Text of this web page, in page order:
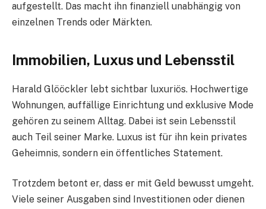
aufgestellt. Das macht ihn finanziell unabhängig von
einzelnen Trends oder Märkten.
Immobilien, Luxus und Lebensstil
Harald Glööckler lebt sichtbar luxuriös. Hochwertige
Wohnungen, auffällige Einrichtung und exklusive Mode
gehören zu seinem Alltag. Dabei ist sein Lebensstil
auch Teil seiner Marke. Luxus ist für ihn kein privates
Geheimnis, sondern ein öffentliches Statement.
Trotzdem betont er, dass er mit Geld bewusst umgeht.
Viele seiner Ausgaben sind Investitionen oder dienen